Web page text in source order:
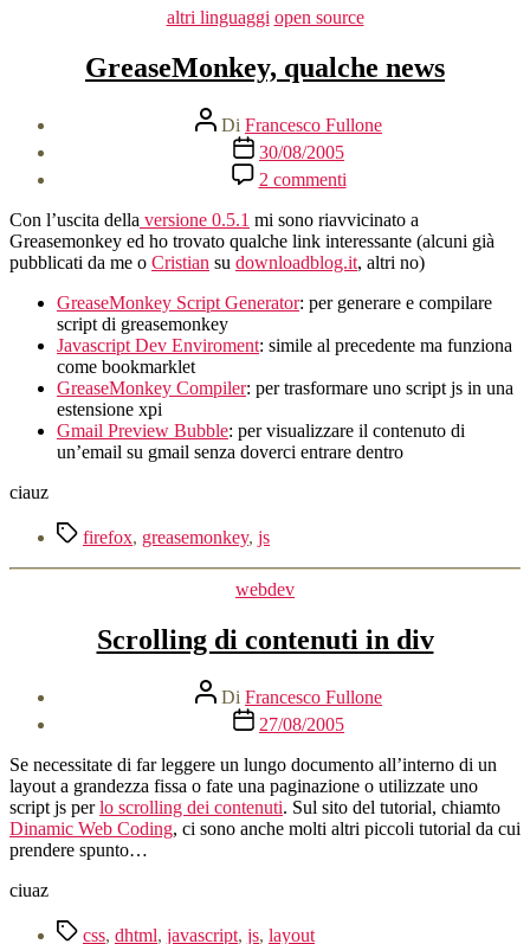
Categorie
altri linguaggi open source
GreaseMonkey, qualche news
Autore
articolo
Di Francesco Fullone
Data
dell'articolo
30/08/2005
2 commentisu
GreaseMonkey,
qualche
news
Con l’uscita della versione 0.5.1 mi sono riavvicinato a
Greasemonkey ed ho trovato qualche link interessante (alcuni già
pubblicati da me o Cristian su downloadblog.it, altri no)
GreaseMonkey Script Generator: per generare e compilare
script di greasemonkey
Javascript Dev Enviroment: simile al precedente ma funziona
come bookmarklet
GreaseMonkey Compiler: per trasformare uno script js in una
estensione xpi
Gmail Preview Bubble: per visualizzare il contenuto di
un’email su gmail senza doverci entrare dentro
ciauz
Tagfirefox, greasemonkey, js
Categorie
webdev
Scrolling di contenuti in div
Autore
articolo
Di Francesco Fullone
Data
dell'articolo
27/08/2005
Se necessitate di far leggere un lungo documento all’interno di un
layout a grandezza fissa o fate una paginazione o utilizzate uno
script js perlo scrolling dei contenuti. Sul sito del tutorial, chiamto
Dinamic Web Coding, ci sono anche molti altri piccoli tutorial da cui
prendere spunto…
ciuaz
Tag css, dhtml, javascript, js, layout